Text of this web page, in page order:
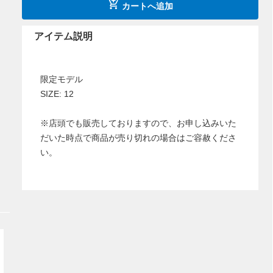
カートへ追加
アイテム説明
限定モデル
SIZE: 12
※店頭でも販売しておりますので、お申し込みいた
だいた時点で商品が売り切れの場合はご容赦くださ
い。